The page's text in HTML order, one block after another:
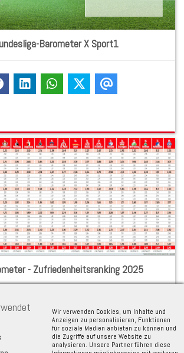
Barometer X Sport1
- Zufriedenheitsranking 2025
Wir verwenden Cookies, um Inhalte und
Anzeigen zu personalisieren, Funktionen
für soziale Medien anbieten zu können und
die Zugriffe auf unsere Website zu
analysieren. Unsere Partner führen diese